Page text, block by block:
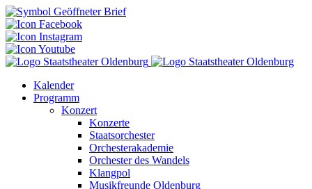
Kalender
Programm
Konzert
Konzerte
Staatsorchester
Orchesterakademie
Orchester des Wandels
Klangpol
Musikfreunde Oldenburg